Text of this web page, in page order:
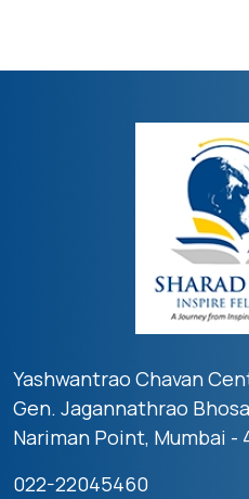
Yashwantrao Chavan
Gen. Jagannathrao
Nariman Point, Mumbai -
022-22045460